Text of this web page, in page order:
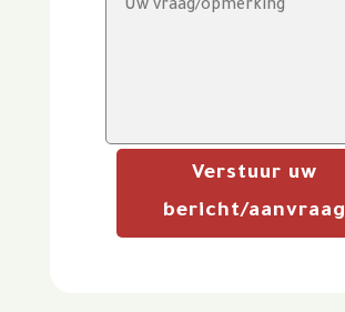
Verstuur uw
bericht/aanvraag